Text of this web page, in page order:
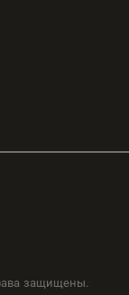
защищены.